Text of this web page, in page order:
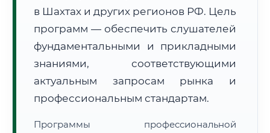
🗺️ Зона обслуживания: г. Шахты
• Маршрут транзита:
• Экспресс-доставка СДЭК / Почтой:
4–6 рабочих дней
в Шахтах и других регионов РФ. Цель
программ — обеспечить слушателей
фундаментальными и прикладными
знаниями, соответствующими
актуальным запросам рынка и
профессиональным стандартам.
Программы профессиональной